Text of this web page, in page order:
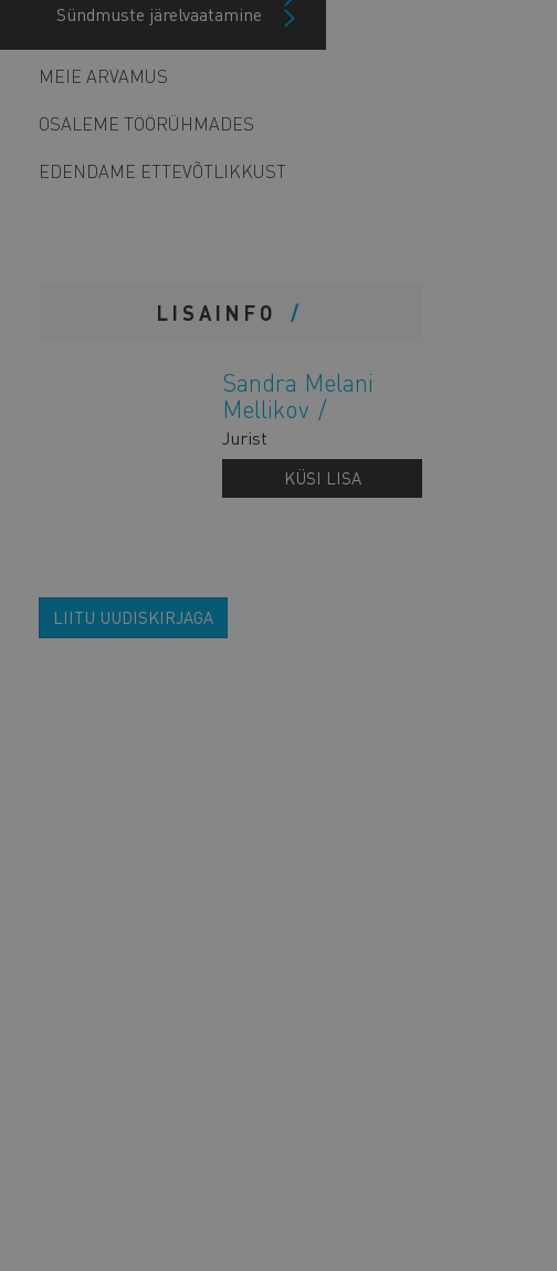
Sündmuste järelvaatamine
Arhiiv
MEIE ARVAMUS
OSALEME TÖÖRÜHMADES
EDENDAME ETTEVÕTLIKKUST
LISAINFO
Sandra Melani
Mellikov
Jurist
KÜSI LISA
LIITU UUDISKIRJAGA